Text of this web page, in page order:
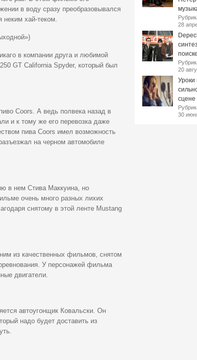
в воду сразу преобразовывался
неким хай-теком.
в компании друга и любимой
GT California Spyder, который был
Coors. А ведь полвека назад в
и к тому же его перевозка даже
пива Coors имел возможность
на черном автомобиле
в нем Стива Маккуина, но
очень много разных лихих
снятому в этой ленте Mustang
из качественных фильмов, снятом
У персонажей фильма
двигатели.
автоугонщик Ковальски. Он
надо будет доставить из
28
поиске
20
Уроки
сцене
30